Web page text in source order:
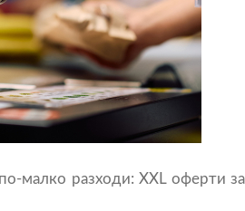
малко разходи: XXL оферти за